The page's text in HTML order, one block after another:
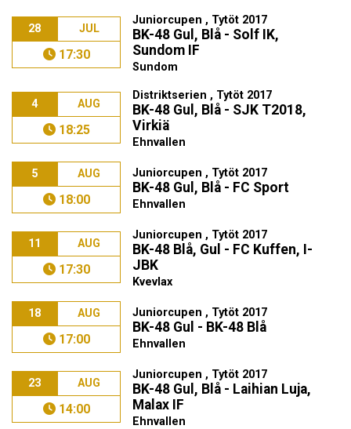
28 JUL
17:30
Juniorcupen , Tytöt 2017
BK-48 Gul, Blå - Solf IK,
Sundom IF
Sundom
4 AUG
18:25
Distriktserien , Tytöt 2017
BK-48 Gul, Blå - SJK T2018,
Virkiä
Ehnvallen
5 AUG
18:00
Juniorcupen , Tytöt 2017
BK-48 Gul, Blå - FC Sport
Ehnvallen
11 AUG
17:30
Juniorcupen , Tytöt 2017
BK-48 Blå, Gul - FC Kuffen, I-
JBK
Kvevlax
18 AUG
17:00
Juniorcupen , Tytöt 2017
BK-48 Gul - BK-48 Blå
Ehnvallen
23 AUG
14:00
Juniorcupen , Tytöt 2017
BK-48 Gul, Blå - Laihian Luja,
Malax IF
Ehnvallen